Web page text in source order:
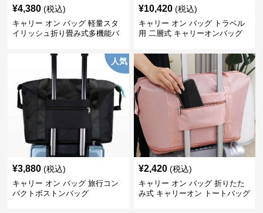
¥4,380 (税込)
キャリー オン バッグ 軽量スタ
イリッシュ折り畳み式多機能バ
¥10,420 (税込)
キャリー オン バッグ トラベル
用 二層式 キャリーオンバッグ
人気
¥3,880 (税込)
キャリー オン バッグ 旅行コン
パクトボストンバッグ
¥2,420 (税込)
キャリー オン バッグ 折りたた
み式 キャリーオン トートバッグ